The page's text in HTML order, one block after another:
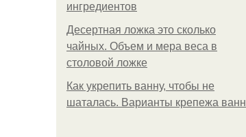
ингредиентов
Десертная ложка это сколько
чайных. Объем и мера веса в
столовой ложке
Как укрепить ванну, чтобы не
шаталась. Варианты крепежа ванн